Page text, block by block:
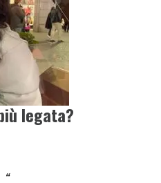
legata?